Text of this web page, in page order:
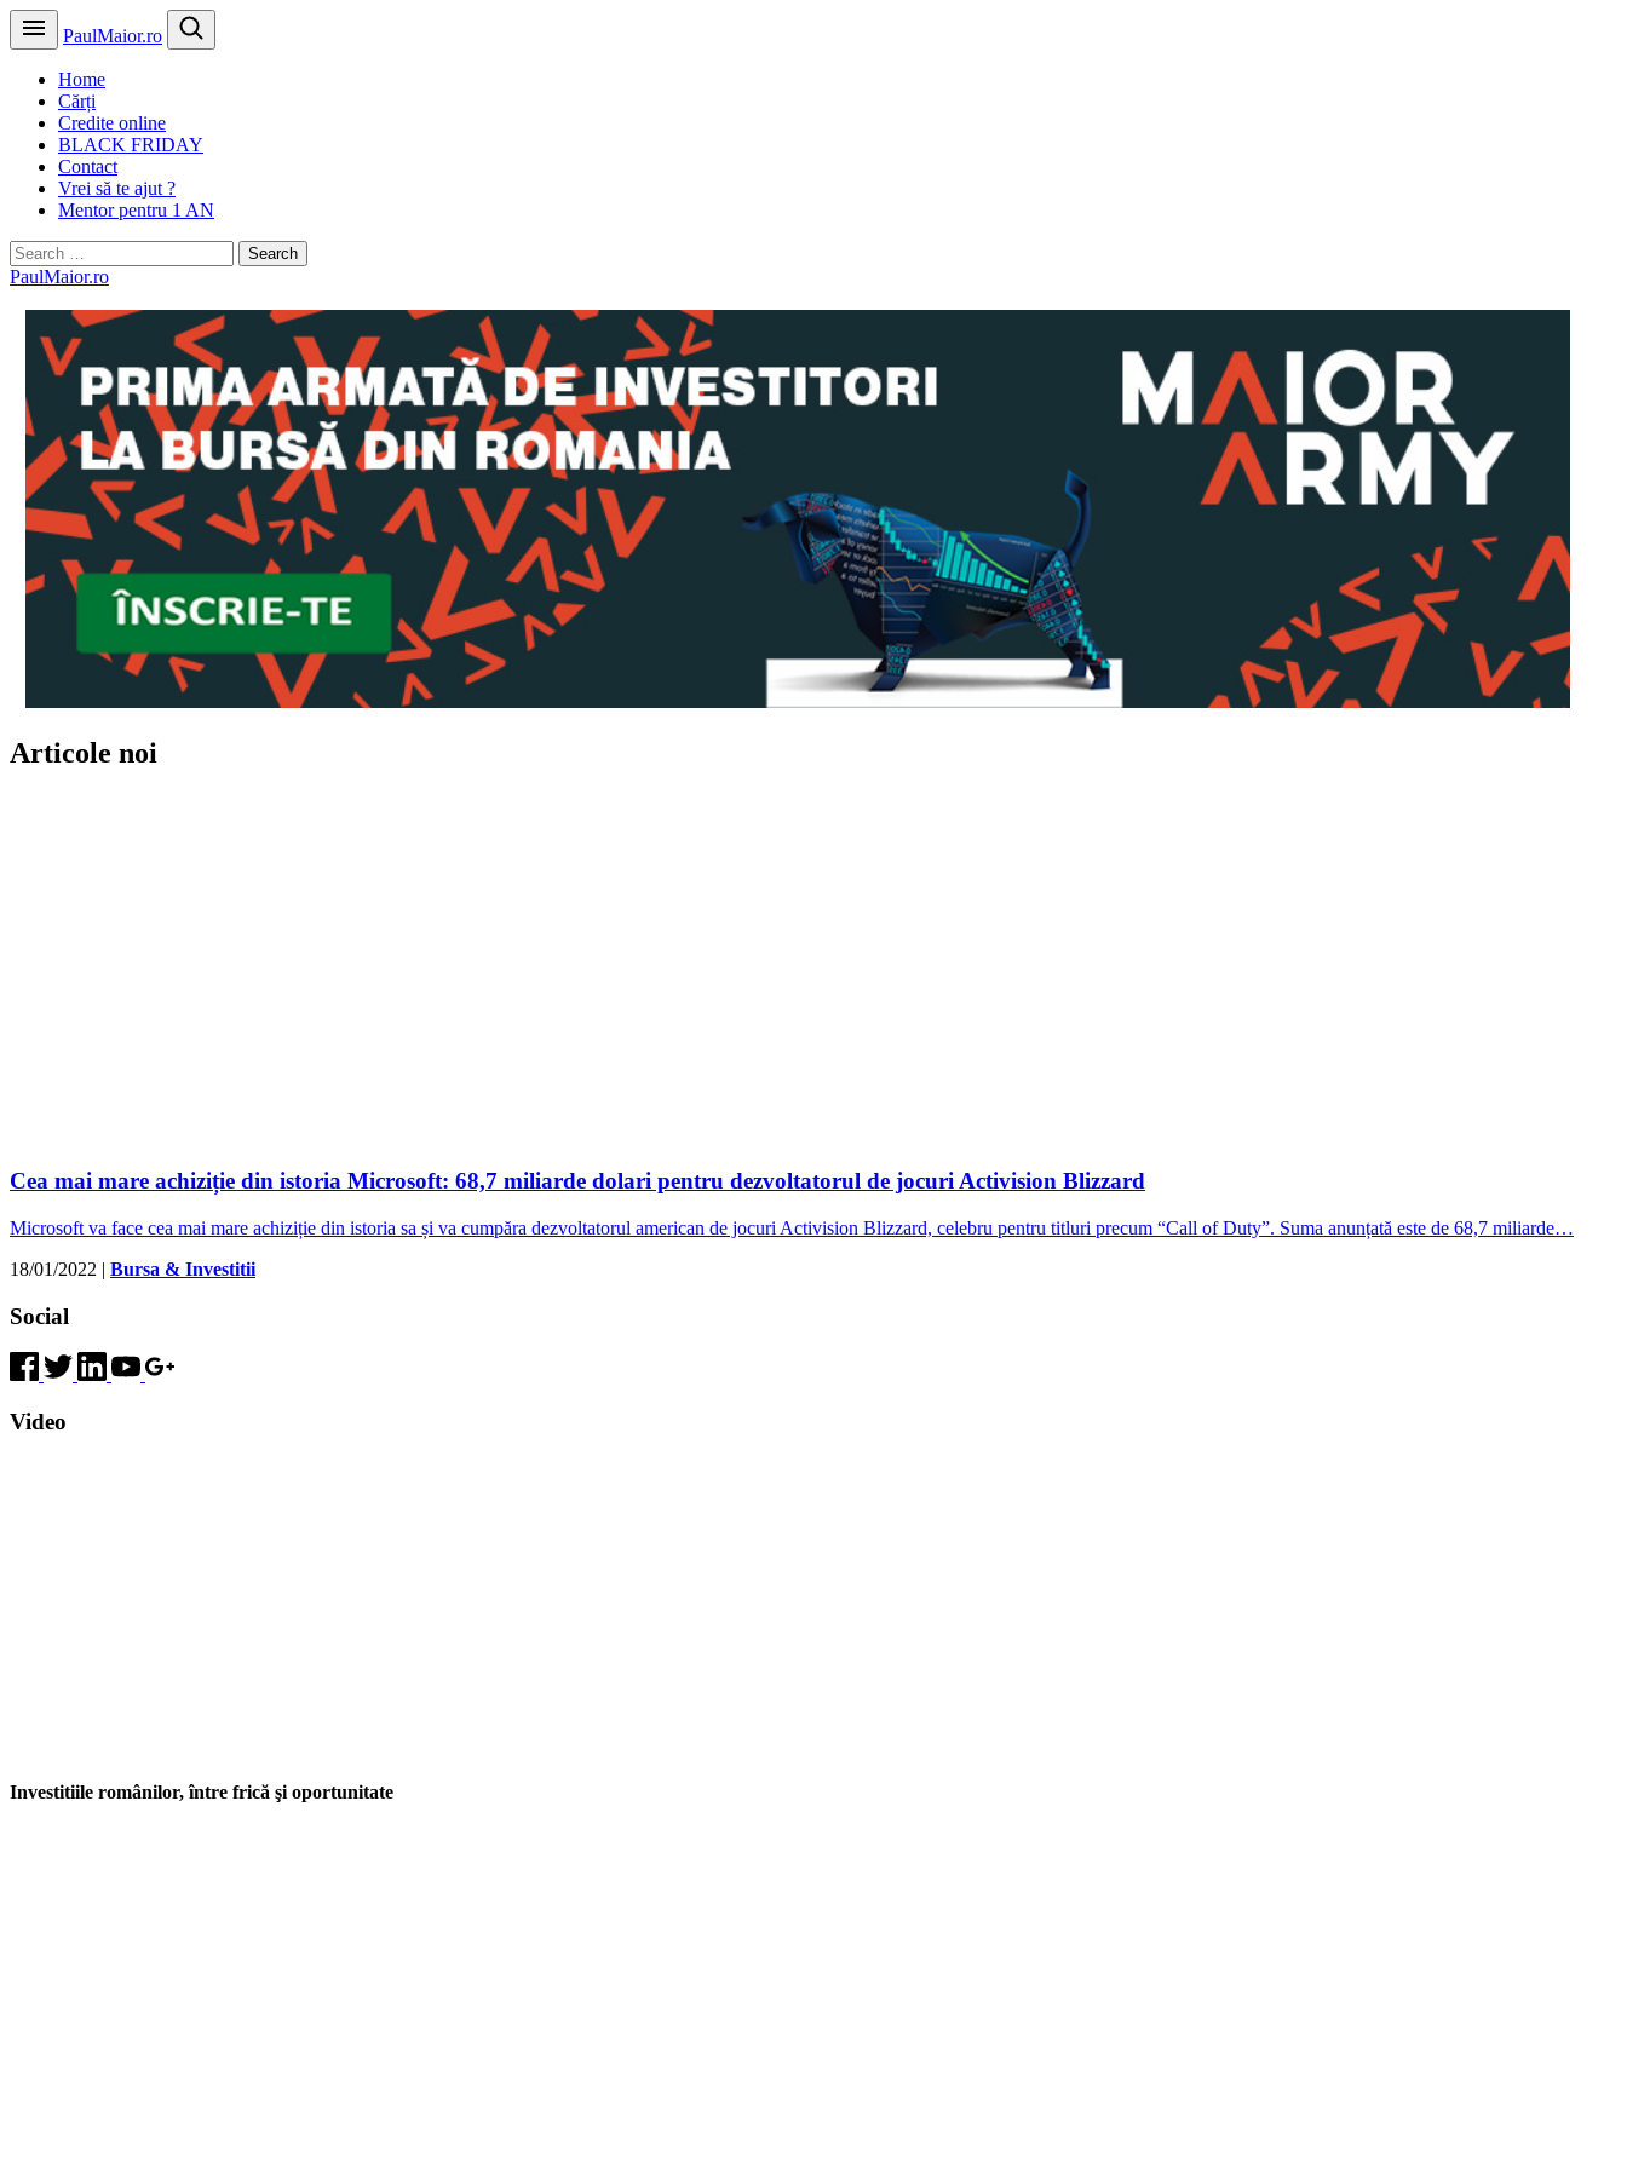
PaulMaior.ro
Home
Cărți
Credite online
BLACK FRIDAY
Contact
Vrei să te ajut ?
Mentor pentru 1 AN
Search
for:
PaulMaior.ro
Articole noi
Cea mai mare achiziție din istoria Microsoft: 68,7 miliarde dolari pentru dezvoltatorul de jocuri Activision Blizzard
Microsoft va face cea mai mare achiziție din istoria sa și va cumpăra dezvoltatorul american de jocuri Activision Blizzard, celebru pentru titluri precum “Call of Duty”. Suma anunțată este de 68,7 miliarde…
18/01/2022 | Bursa & Investitii
Social
Video
Investitiile românilor, între frică şi oportunitate